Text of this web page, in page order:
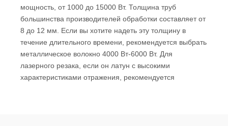
мощность, от 1000 до 15000 Вт. Толщина труб
большинства производителей обработки составляет от
8 до 12 мм. Если вы хотите надеть эту толщину в
течение длительного времени, рекомендуется выбрать
металлическое волокно 4000 Вт-6000 Вт. Для
лазерного резака, если он латун с высокими
характеристиками отражения, рекомендуется